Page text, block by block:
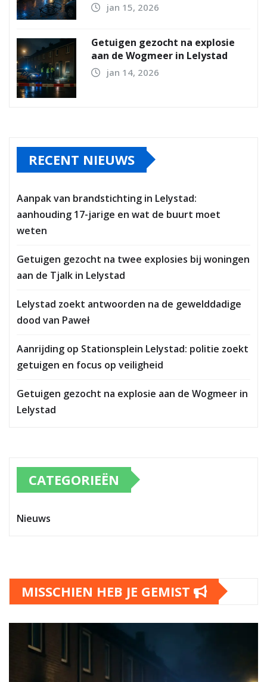
jan 15, 2026
Getuigen gezocht na explosie
aan de Wogmeer in Lelystad
jan 14, 2026
RECENT NIEUWS
Aanpak van brandstichting in Lelystad:
aanhouding 17-jarige en wat de buurt moet
weten
Getuigen gezocht na twee explosies bij woningen
aan de Tjalk in Lelystad
Lelystad zoekt antwoorden na de gewelddadige
dood van Paweł
Aanrijding op Stationsplein Lelystad: politie zoekt
getuigen en focus op veiligheid
Getuigen gezocht na explosie aan de Wogmeer in
Lelystad
CATEGORIEËN
Nieuws
MISSCHIEN HEB JE GEMIST